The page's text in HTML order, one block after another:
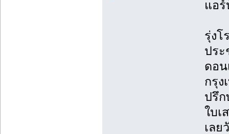
แอ
รุ่งโ
ประ
ดอน
กรุง
ปรึก
ใบเ
เลย